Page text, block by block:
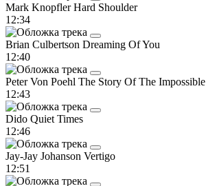
Mark KnopflerHard Shoulder
12:34
Brian Culbertson Dreaming Of You
12:40
Peter Von Poehl The Story Of The Impossible
12:43
Dido Quiet Times
12:46
Jay-Jay Johanson Vertigo
12:51